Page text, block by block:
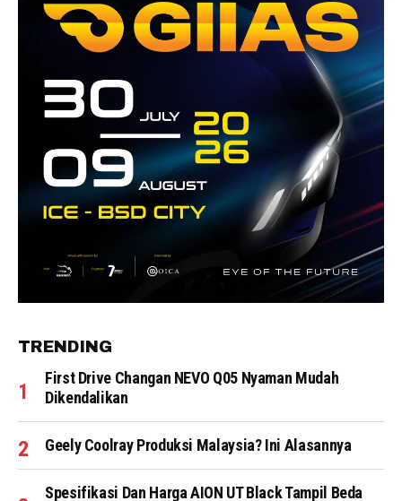
TRENDING
First Drive Changan NEVO Q05 Nyaman Mudah
Dikendalikan
Geely Coolray Produksi Malaysia? Ini Alasannya
Spesifikasi Dan Harga AION UT Black Tampil Beda